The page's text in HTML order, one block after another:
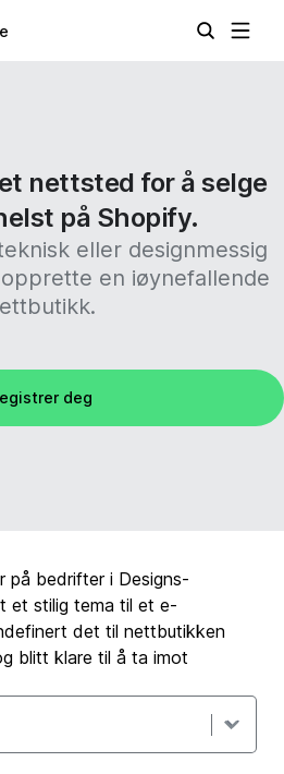
nettsted for å selge
på Shopify.
eller designmessig
en iøynefallende
deg
på bedrifter i Designs-
et stilig tema til et e-
det til nettbutikken
blitt klare til å ta imot